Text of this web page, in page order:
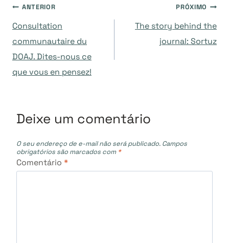
Navegação
de
Post
ANTERIOR
Consultation
communautaire du
DOAJ. Dites-nous ce
que vous en pensez!
PRÓXIMO
The story behind the
journal: Sortuz
Deixe um comentário
O seu endereço de e-mail não será publicado. Campos
obrigatórios são marcados com *
Comentário *